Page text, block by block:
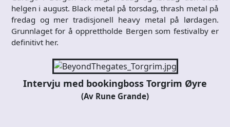
helgen i august. Black metal på torsdag, thrash metal på
fredag og mer tradisjonell heavy metal på lørdagen.
Grunnlaget for å opprettholde Bergen som festivalby er
definitivt her.
Intervju med bookingboss Torgrim Øyre
(Av Rune Grande)